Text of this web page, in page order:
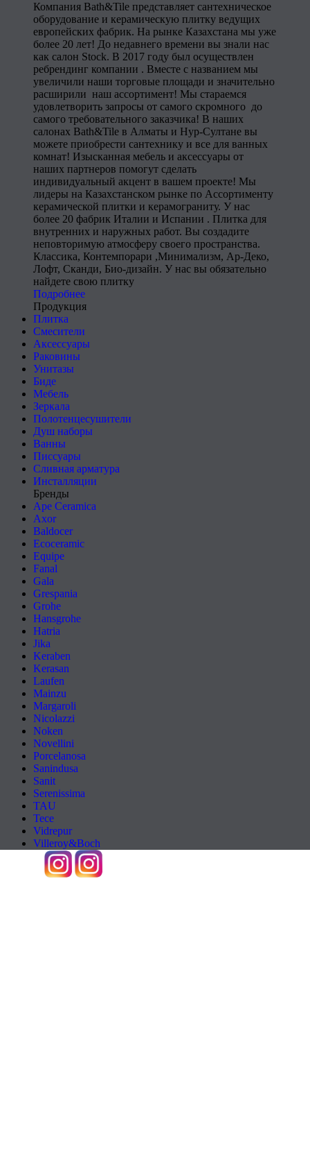
Компания Bath&Tile представляет сантехническое
оборудование и керамическую плитку ведущих
европейских фабрик. На рынке Казахстана мы уже
более 20 лет! До недавнего времени вы знали нас
как салон Stock. В 2017 году был осуществлен
ребрендинг компании . Вместе с названием мы
увеличили наши торговые площади и значительно
расширили наш ассортимент! Мы стараемся
удовлетворить запросы от самого скромного до
самого требовательного заказчика! В наших
салонах Bath&Tile в Алматы и Нур-Султане вы
можете приобрести сантехнику и все для ванных
комнат! Изысканная мебель и аксессуары от
наших партнеров помогут сделать
индивидуальный акцент в вашем проекте! Мы
лидеры на Казахстанском рынке по Ассортименту
керамической плитки и керамограниту. У нас
более 20 фабрик Италии и Испании . Плитка для
внутренних и наружных работ. Вы создадите
неповторимую атмосферу своего пространства.
Классика, Контемпорари ,Минимализм, Ар-Деко,
Лофт, Сканди, Био-дизайн. У нас вы обязательно
найдете свою плитку
Подробнее
Продукция
Плитка
Смесители
Аксессуары
Раковины
Унитазы
Биде
Мебель
Зеркала
Полотенцесушители
Душ наборы
Ванны
Писсуары
Сливная арматура
Инсталляции
Бренды
Ape Ceramica
Axor
Baldocer
Ecoceramic
Equipe
Fanal
Gala
Grespania
Grohe
Hansgrohe
Hatria
Jika
Keraben
Kerasan
Laufen
Mainzu
Margaroli
Nicolazzi
Noken
Novellini
Porcelanosa
Sanindusa
Sanit
Serenissima
TAU
Tece
Vidrepur
Villeroy&Boch